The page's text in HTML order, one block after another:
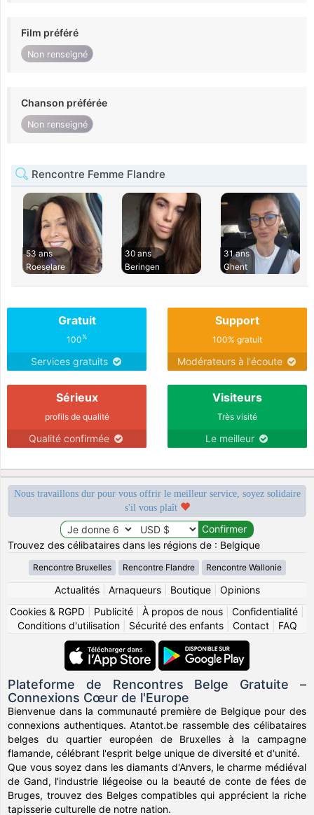
Film préféré
Non renseigné
Chanson préférée
Non renseigné
Rencontre Femme Flandre
53 ans
Roeselare
30 ans
Beringen
31 ans
Ghent
Gratuit
100%
Services gratuits
Support
100% gratuit
Modérateurs à l'écoute
Sérieux
profils de qualité
Qualité confirmée
Visiteurs
Très visité
Le meilleur
Nous travaillons dur pour vous offrir le meilleur service, soyez solidaire
s'il vous plaît
Trouvez des célibataires dans les régions de : Belgique
Rencontre Bruxelles Rencontre Flandre Rencontre Wallonie
Actualités| Arnaqueurs| Boutique| Opinions
Cookies & RGPD
Publicité À propos de nous Confidentialité
Conditions d'utilisation| Sécurité des enfants| Contact| FAQ
Plateforme de Rencontres Belge Gratuite –
Connexions Cœur de l'Europe
Bienvenue dans la communauté première de Belgique pour des
connexions authentiques. Atantot.be rassemble des célibataires
belges du quartier européen de Bruxelles à la campagne
flamande, célébrant l'esprit belge unique de diversité et d'unité.
Que vous soyez dans les diamants d'Anvers, le charme médiéval
de Gand, l'industrie liégeoise ou la beauté de conte de fées de
Bruges, trouvez des Belges compatibles qui apprécient la riche
tapisserie culturelle de notre nation.